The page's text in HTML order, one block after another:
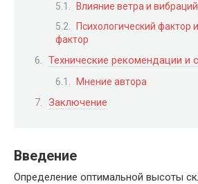
Влияние ветра и вибраций
Психологический фактор
фактор
Технические рекомендации и
Мнение автора
Заключение
Введение
Определение оптимальной высоты